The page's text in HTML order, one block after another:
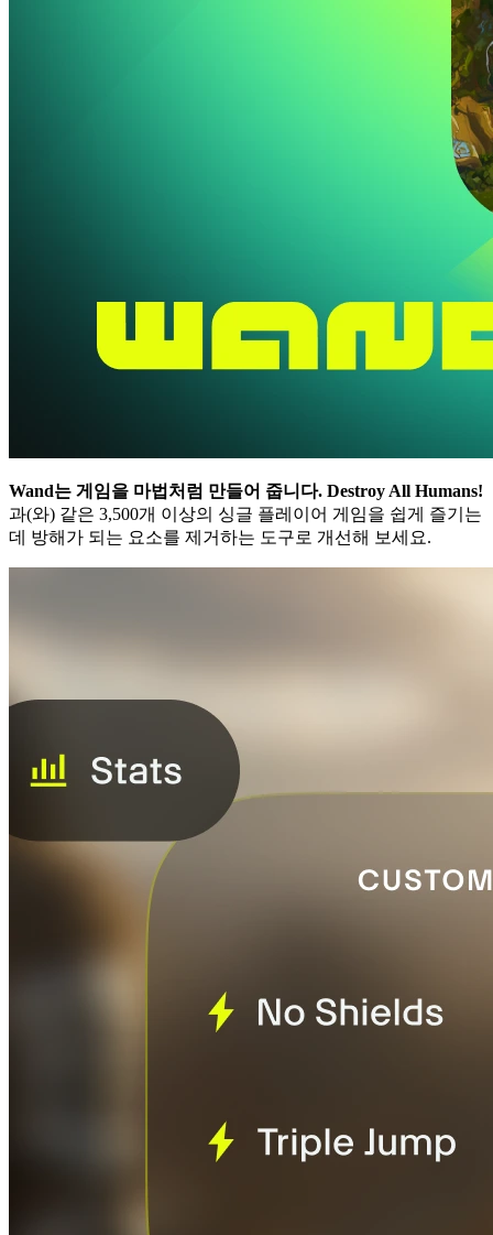
Wand는 게임을 마법처럼 만들어 줍니다. Destroy All Humans!
과(와) 같은 3,500개 이상의 싱글 플레이어 게임을 쉽게 즐기는
데 방해가 되는 요소를 제거하는 도구로 개선해 보세요.